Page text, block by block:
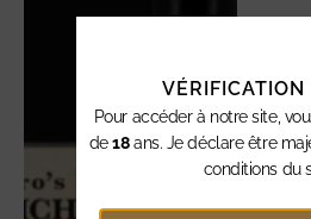
VÉRIFICATION
Pour accéder à notre site,
de18ans. Je déclare être
conditions du